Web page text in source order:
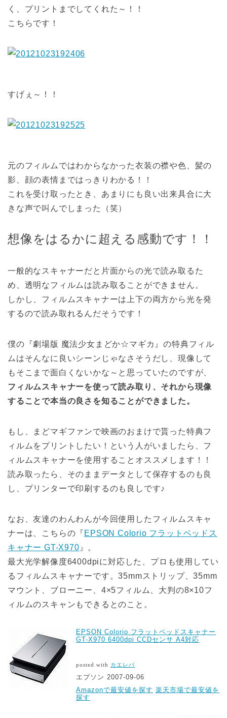
く、プリントまでしてくれた～！！
こちらです！
すげぇ～！！
元のフィルムではわからなかった衣装の襟や色、髪の
影、顔の表情まではっきりわかる！！
これを受け取ったとき、あまりにも良い出来具合に大
きな声で叫んでしまった（笑）
想像をはるかに超える感動です！！
一般的なスキャナーだと片面からの光で読み取るた
め、透明なフィルムは読み取ることができません。
しかし、フィルムスキャナーは上下の両方から光を発
するので読み取れるんだそうです！
僕の『劇場版 魔法少女まどか☆マギカ』の特典フィル
ムはそんなに良いシーンじゃなさそうだし、現像して
もそこまで面白くないかな～と思っていたのですが、
フィルムスキャナーを使って読み取り、それから現像
することで本当の良さを知ることができました。
もし、まどマギファンで映画のおまけで貰った特典フ
ィルムをプリントしたい！という人がいましたら、フ
ィルムスキャナーを使用することオススメします！！
読み取ったら、そのままデータとして保存するのも良
し、プリンターで印刷するのも良しです♪
なお、友達のわんわんが今回使用したフィルムスキャ
ナーは、こちらの『 EPSON Colorio フラットベッドス
キャナー GT-X970』。
最大光学解像度6400dpiに対応した、プロも使用してい
るフィルムスキャナーです。35mmストリップ、35mm
マウント、ブローニー、4×5フィルム、大判の8×10フ
ィルムのスキャンもできるとのこと。
EPSON Colorio フラットベッドスキャナー
GT-X970 6400dpi CCDセンサ A4対応
posted with カエレバ
エプソン 2007-09-06
Amazonで最安値を探す 楽天市場で最安値を
探す